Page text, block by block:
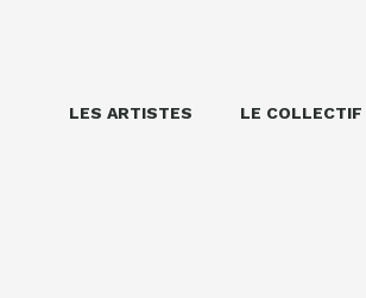
LES ARTISTES LE COLLECTIF